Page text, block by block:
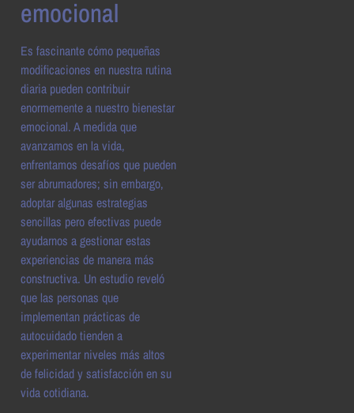
emocional
Es fascinante cómo pequeñas
modificaciones en nuestra rutina
diaria pueden contribuir
enormemente a nuestro bienestar
emocional. A medida que
avanzamos en la vida,
enfrentamos desafíos que pueden
ser abrumadores; sin embargo,
adoptar algunas estrategias
sencillas pero efectivas puede
ayudarnos a gestionar estas
experiencias de manera más
constructiva. Un estudio reveló
que las personas que
implementan prácticas de
autocuidado tienden a
experimentar niveles más altos
de felicidad y satisfacción en su
vida cotidiana.